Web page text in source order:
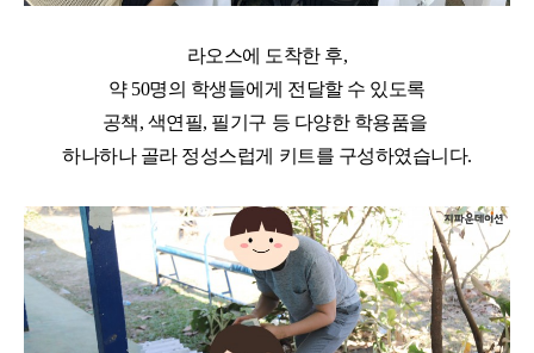
라오스에 도착한 후,
약50명의 학생들에게 전달할 수 있도록
공책, 색연필, 필기구 등 다양한 학용품을
하나하나 골라 정성스럽게 키트를 구성하였습니다.